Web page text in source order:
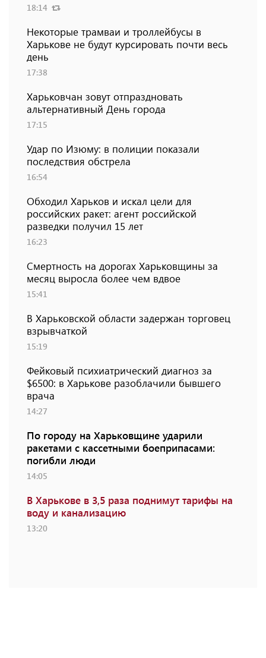
18:14
Некоторые трамваи и троллейбусы в
Харькове не будут курсировать почти весь
день
17:38
Харьковчан зовут отпраздновать
альтернативный День города
17:15
Удар по Изюму: в полиции показали
последствия обстрела
16:54
Обходил Харьков и искал цели для
российских ракет: агент российской
разведки получил 15 лет
16:23
Смертность на дорогах Харьковщины за
месяц выросла более чем вдвое
15:41
В Харьковской области задержан торговец
взрывчаткой
15:19
Фейковый психиатрический диагноз за
$6500: в Харькове разоблачили бывшего
врача
14:27
По городу на Харьковщине ударили
ракетами с кассетными боеприпасами:
погибли люди
14:05
В Харькове в 3,5 раза поднимут тарифы на
воду и канализацию
13:20